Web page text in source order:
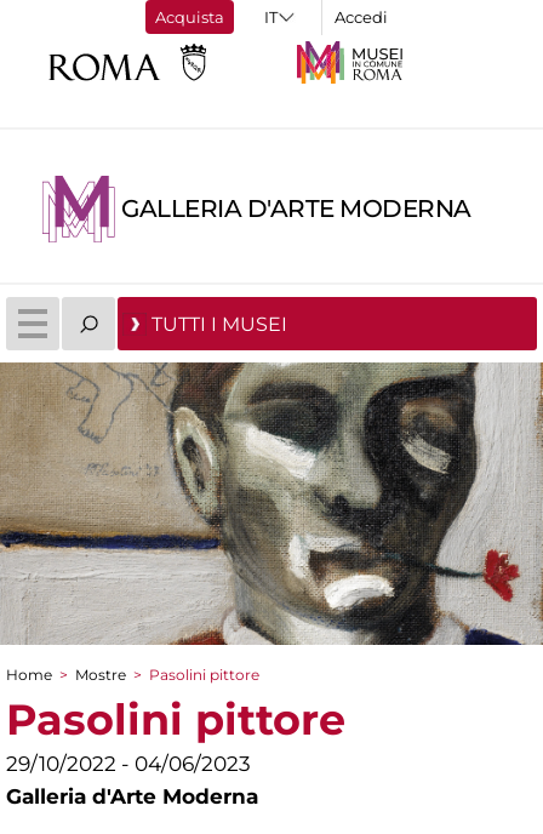
Acquista Accedi
GALLERIA D'ARTE MODERNA
TUTTI I MUSEI
Tu sei qui
Home > Mostre > Pasolini pittore
Pasolini pittore
29/10/2022 - 04/06/2023
Galleria d'Arte Moderna